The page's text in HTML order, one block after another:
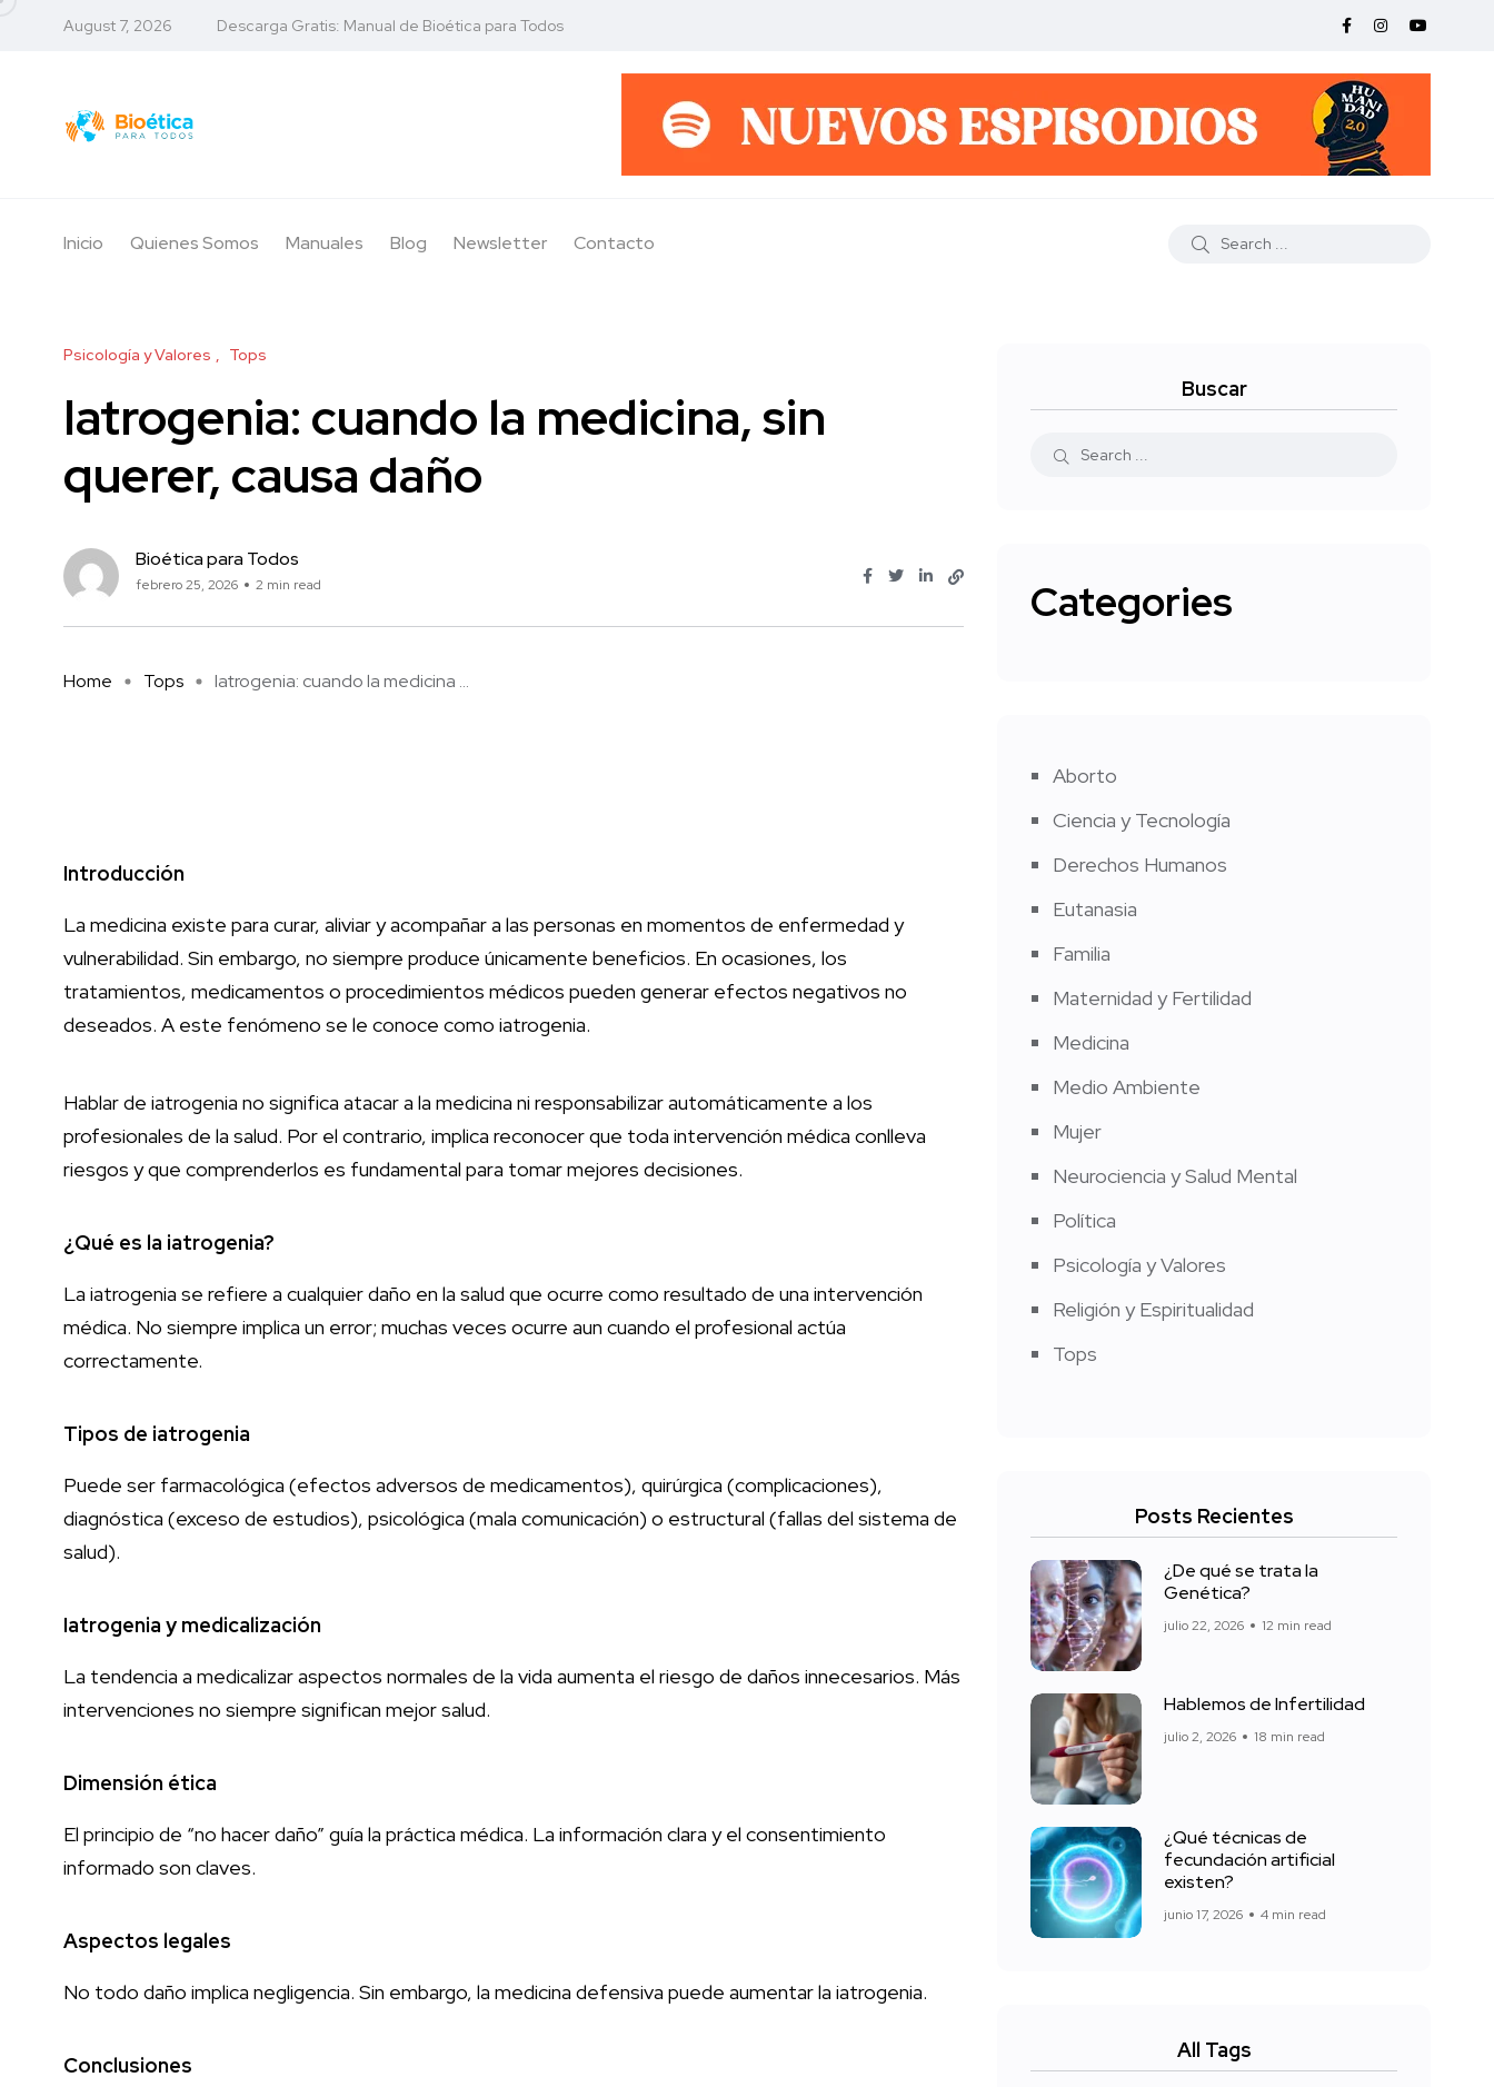
August 7, 2026 Descarga Gratis: Manual de Bioética para Todos
Inicio Quienes Somos Manuales Blog Newsletter Contacto
Psicología y Valores Tops
Iatrogenia: cuando la medicina, sin
querer, causa daño
Bioética para Todos
febrero 25, 2026 2 min read
Home Tops Iatrogenia: cuando la medicina ...
Introducción
La medicina existe para curar, aliviar y acompañar a las personas en momentos de enfermedad y
vulnerabilidad. Sin embargo, no siempre produce únicamente beneficios. En ocasiones, los
tratamientos, medicamentos o procedimientos médicos pueden generar efectos negativos no
deseados. A este fenómeno se le conoce como iatrogenia.
Hablar de iatrogenia no significa atacar a la medicina ni responsabilizar automáticamente a los
profesionales de la salud. Por el contrario, implica reconocer que toda intervención médica conlleva
riesgos y que comprenderlos es fundamental para tomar mejores decisiones.
¿Qué es la iatrogenia?
La iatrogenia se refiere a cualquier daño en la salud que ocurre como resultado de una intervención
médica. No siempre implica un error; muchas veces ocurre aun cuando el profesional actúa
correctamente.
Tipos de iatrogenia
Puede ser farmacológica (efectos adversos de medicamentos), quirúrgica (complicaciones),
diagnóstica (exceso de estudios), psicológica (mala comunicación) o estructural (fallas del sistema de
salud).
Iatrogenia y medicalización
La tendencia a medicalizar aspectos normales de la vida aumenta el riesgo de daños innecesarios. Más
intervenciones no siempre significan mejor salud.
Dimensión ética
El principio de “no hacer daño” guía la práctica médica. La información clara y el consentimiento
informado son claves.
Aspectos legales
No todo daño implica negligencia. Sin embargo, la medicina defensiva puede aumentar la iatrogenia.
Conclusiones
Buscar
Categories
Aborto
Ciencia y Tecnología
Derechos Humanos
Eutanasia
Familia
Maternidad y Fertilidad
Medicina
Medio Ambiente
Mujer
Neurociencia y Salud Mental
Política
Psicología y Valores
Religión y Espiritualidad
Tops
Posts Recientes
¿De qué se trata la
Genética?
julio 22, 2026 12 min read
Hablemos de Infertilidad
julio 2, 2026 18 min read
¿Qué técnicas de
fecundación artificial
existen?
junio 17, 2026 4 min read
All Tags